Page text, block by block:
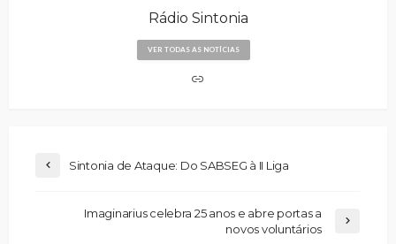
Rádio Sintonia
VER TODAS AS NOTÍCIAS
Sintonia de Ataque: Do SABSEG à II Liga
Imaginarius celebra 25 anos e abre portas a
novos voluntários